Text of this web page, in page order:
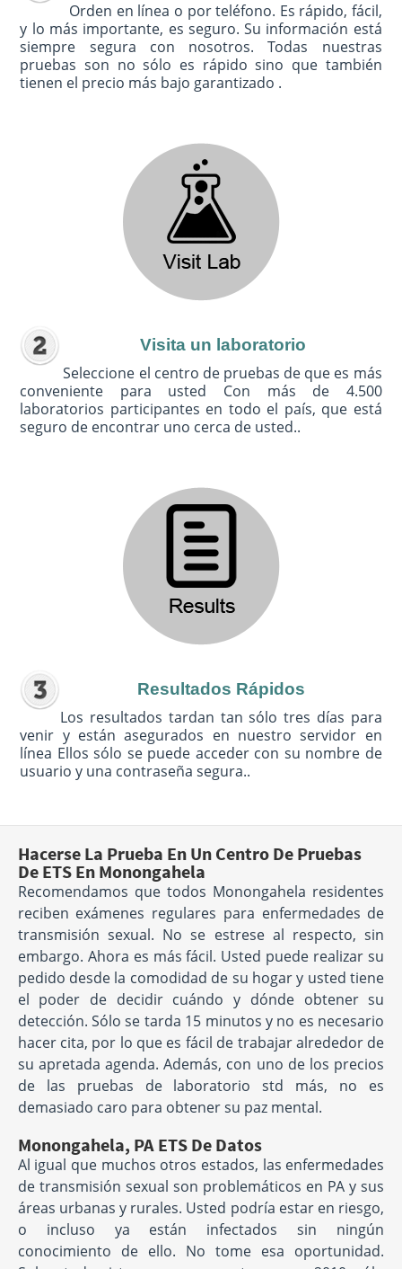
Orden en línea o por teléfono. Es rápido, fácil,
y lo más importante, es seguro. Su información está
siempre segura con nosotros. Todas nuestras
pruebas son no sólo es rápido sino que también
tienen el precio más bajo garantizado .
Visita un laboratorio
Seleccione el centro de pruebas de que es más
conveniente para usted Con más de 4.500
laboratorios participantes en todo el país, que está
seguro de encontrar uno cerca de usted..
Resultados Rápidos
Los resultados tardan tan sólo tres días para
venir y están asegurados en nuestro servidor en
línea Ellos sólo se puede acceder con su nombre de
usuario y una contraseña segura..
Hacerse La Prueba En Un Centro De Pruebas
De ETS En Monongahela
Recomendamos que todos Monongahela residentes
reciben exámenes regulares para enfermedades de
transmisión sexual. No se estrese al respecto, sin
embargo. Ahora es más fácil. Usted puede realizar su
pedido desde la comodidad de su hogar y usted tiene
el poder de decidir cuándo y dónde obtener su
detección. Sólo se tarda 15 minutos y no es necesario
hacer cita, por lo que es fácil de trabajar alrededor de
su apretada agenda. Además, con uno de los precios
de las pruebas de laboratorio std más, no es
demasiado caro para obtener su paz mental.
Monongahela, PA ETS De Datos
Al igual que muchos otros estados, las enfermedades
de transmisión sexual son problemáticos en PA y sus
áreas urbanas y rurales. Usted podría estar en riesgo,
o incluso ya están infectados sin ningún
conocimiento de ello. No tome esa oportunidad.